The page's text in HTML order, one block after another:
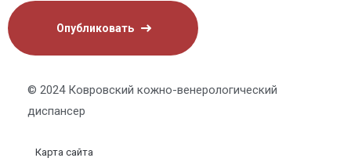
© 2024 Ковровский кожно-венерологический
диспансер
Карта сайта